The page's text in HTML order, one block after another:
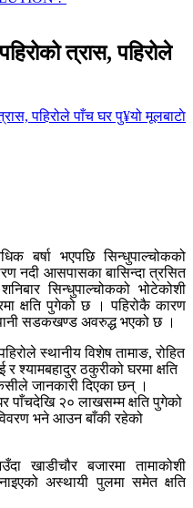
त्रास, पहिरोले
मूलबाटाे
बर्षा भएपछि सिन्धुपाल्चोकको
नदी आसपासका बासिन्दा त्रसित
सिन्धुपाल्चोकको भोटेकोशी
क्षति पुगेको छ । पहिरोकै कारण
सडकखण्ड अवरुद्ध भएको छ ।
स्थानीय विशेष तामाङ, रोहित
श्यामबहादुर ठकुरीको घरमा क्षति
जानकारी दिएका छन् ।
पाँचदेखि २० लाखसम्म क्षति पुगेको
भने आउन बाँकी रहेको
खाडीचौर बजारमा तामाकोशी
अस्थायी पुलमा समेत क्षति